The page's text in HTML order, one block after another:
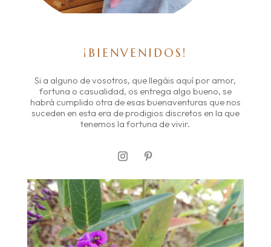
¡BIENVENIDOS!
Si a alguno de vosotros, que llegáis aquí por amor,
fortuna o casualidad, os entrega algo bueno, se
habrá cumplido otra de esas buenaventuras que nos
suceden en esta era de prodigios discretos en la que
tenemos la fortuna de vivir.